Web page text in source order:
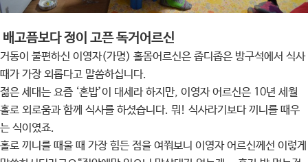
배고픔보다 정이 고픈 독거어르신
거동이 불편하신 이영자(가명) 홀몸어르신은 좁디좁은 방구석에서 식사
때가 가장 외롭다고 말씀하십니다.
젊은 세대는 요즘 ‘혼밥’이 대세라 하지만, 이영자 어르신은 10년 세월
홀로 외로움과 함께 식사를 하셨습니다. 뭐! 식사라기보다 끼니를 때우
는 식이였죠.
홀로 끼니를 때울 때 가장 힘든 점을 여쭤보니 이영자 어르신께선 이렇게